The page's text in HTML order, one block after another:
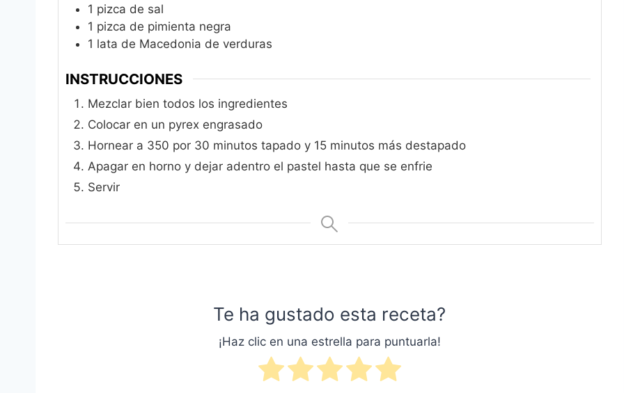
1 pizca de sal
1 pizca de pimienta negra
1 lata de Macedonia de verduras
INSTRUCCIONES
Mezclar bien todos los ingredientes
Colocar en un pyrex engrasado
Hornear a 350 por 30 minutos tapado y 15 minutos más destapado
Apagar en horno y dejar adentro el pastel hasta que se enfrie
Servir
Te ha gustado esta receta?
¡Haz clic en una estrella para puntuarla!